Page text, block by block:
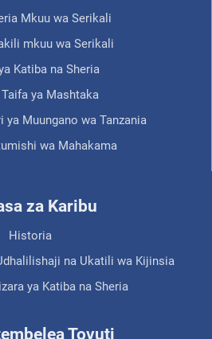
Mkuu wa Serikali
mkuu wa Serikali
Katiba na Sheria
ya Mashtaka
ya Muungano wa Tanzania
wa Mahakama
za Karibu
Historia
na Ukatili wa Kijinsia
ya Katiba na Sheria
Tovuti